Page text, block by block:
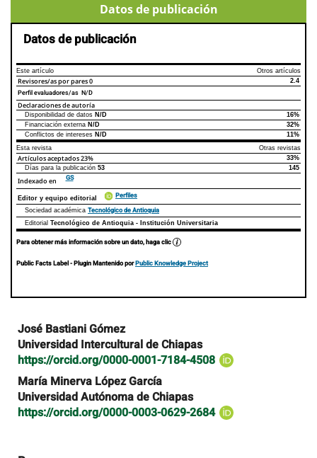
Datos de publicación
Datos de publicación
Este artículo Otros artículos
Revisores/as por pares0 2.4
Perfil evaluadores/as N/D
Declaraciones de autoría
Declaraciones de autoríaEste artículo
Disponibilidad de datos N/D
16%
Financiación externa N/D
32%
Conflictos de intereses N/D
11%
Esta revista
Otras revistas
Artículos aceptados23%
33%
Días para la publicación 53 145
Indexado en GS
Editor y equipo editorial Perfiles
Sociedad académica Tecnológico de Antioquia
Editorial Tecnológico de Antioquia - Institución Universitaria
Para obtener más información sobre un dato, haga clic
Public Facts Label- Plugin Mantenido porPublic Knowledge Project
Contenido
principal
del
artículo
José Bastiani Gómez
Universidad Intercultural de Chiapas
https://orcid.org/0000-0001-7184-4508
María Minerva López García
Universidad Autónoma de Chiapas
https://orcid.org/0000-0003-0629-2684